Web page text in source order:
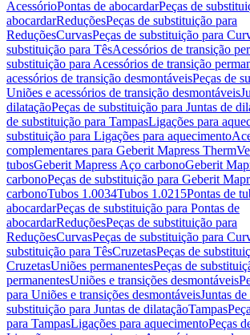
AcessórioPontas de abocardarPeças de
abocardarReduçõesPeças de substituição para
ReduçõesCurvasPeças de substituição para
substituição para TêsAcessórios de transição
substituição para Acessórios de transição
acessórios de transição desmontáveisPeças de
Uniões e acessórios de transição desmontáveis
dilataçãoPeças de substituição para Juntas de
de substituição para TampasLigações para
substituição para Ligações para aquecimento
complementares para Geberit Mapress Therm
tubosGeberit Mapress Aço carbonoGeberit
carbonoPeças de substituição para Geberit
carbonoTubos 1.0034Tubos 1.0215Pontas de
abocardarPeças de substituição para Pontas de
abocardarReduçõesPeças de substituição para
ReduçõesCurvasPeças de substituição para
substituição para TêsCruzetasPeças de
CruzetasUniões permanentesPeças de
permanentesUniões e transições desmontáveis
para Uniões e transições desmontáveisJuntas
substituição para Juntas de dilataçãoTampas
para TampasLigações para aquecimentoPeças